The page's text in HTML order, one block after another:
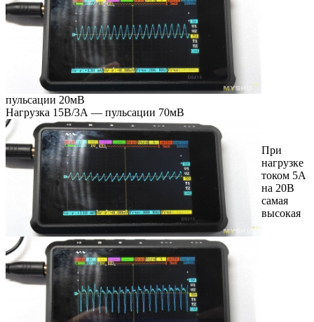
пульсации 20мВ
Нагрузка 15В/3А — пульсации 70мВ
При
нагрузке
током 5А
на 20В
самая
высокая